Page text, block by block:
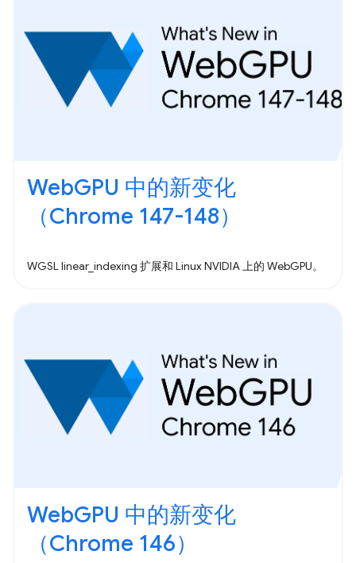
WebGPU 中的新变化
（Chrome 147-148）
WGSL linear_indexing 扩展和 Linux NVIDIA 上的 WebGPU。
WebGPU 中的新变化
（Chrome 146）